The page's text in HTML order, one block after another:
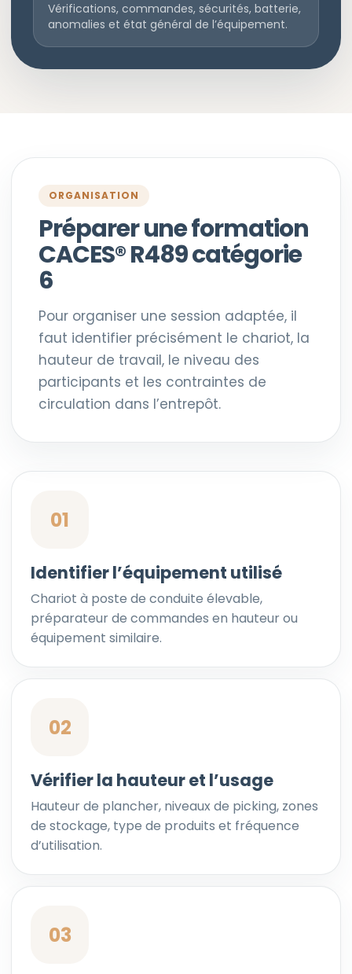
Vérifications, commandes, sécurités, batterie,
anomalies et état général de l’équipement.
ORGANISATION
Préparer une formation
CACES® R489 catégorie
6
Pour organiser une session adaptée, il
faut identifier précisément le chariot, la
hauteur de travail, le niveau des
participants et les contraintes de
circulation dans l’entrepôt.
01
Identifier l’équipement utilisé
Chariot à poste de conduite élevable,
préparateur de commandes en hauteur ou
équipement similaire.
02
Vérifier la hauteur et l’usage
Hauteur de plancher, niveaux de picking, zones
de stockage, type de produits et fréquence
d’utilisation.
03